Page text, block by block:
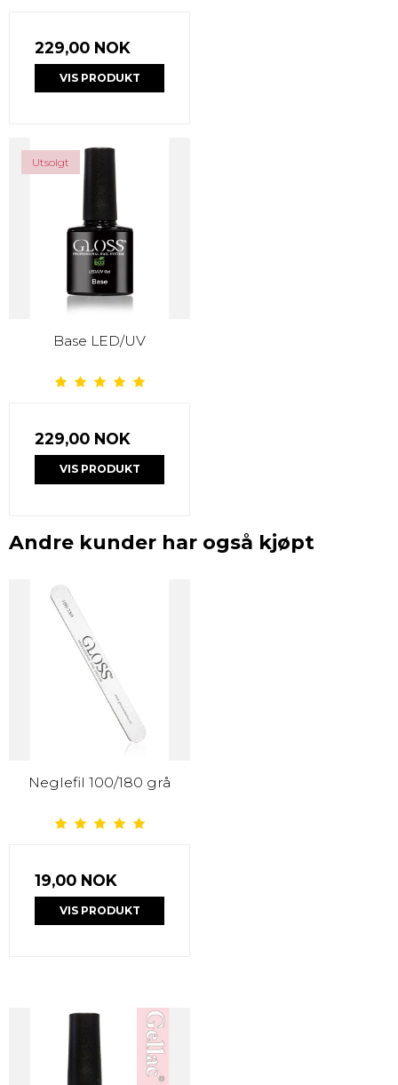
229,00 NOK
VIS PRODUKT
Utsolgt
Base LED/UV
229,00 NOK
VIS PRODUKT
Andre kunder har også kjøpt
Neglefil 100/180 grå
19,00 NOK
VIS PRODUKT